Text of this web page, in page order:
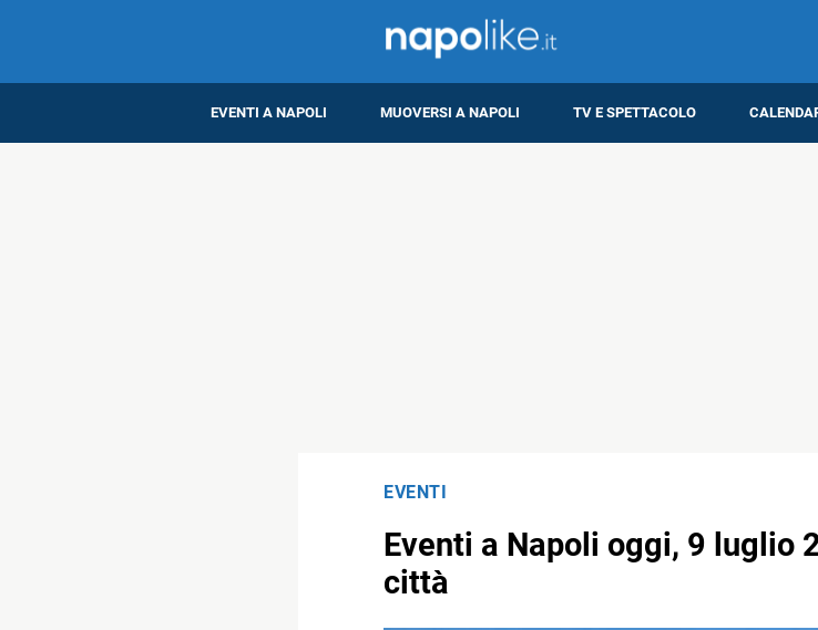
EVENTI A NAPOLI MUOVERSI A NAPOLI TV E SPETTACOLO
EVENTI
Eventi a Napoli oggi, 9 luglio
città